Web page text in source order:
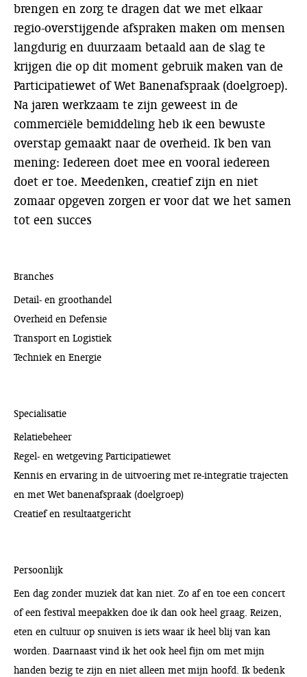
brengen en zorg te dragen dat we met elkaar
regio-overstijgende afspraken maken om mensen
langdurig en duurzaam betaald aan de slag te
krijgen die op dit moment gebruik maken van de
Participatiewet of Wet Banenafspraak (doelgroep).
Na jaren werkzaam te zijn geweest in de
commerciële bemiddeling heb ik een bewuste
overstap gemaakt naar de overheid. Ik ben van
mening: Iedereen doet mee en vooral iedereen
doet er toe. Meedenken, creatief zijn en niet
zomaar opgeven zorgen er voor dat we het samen
tot een succes
Branches
Detail- en groothandel
Overheid en Defensie
Transport en Logistiek
Techniek en Energie
Specialisatie
Relatiebeheer
Regel- en wetgeving Participatiewet
Kennis en ervaring in de uitvoering met re-integratie trajecten
en met Wet banenafspraak (doelgroep)
Creatief en resultaatgericht
Persoonlijk
Een dag zonder muziek dat kan niet. Zo af en toe een concert
of een festival meepakken doe ik dan ook heel graag. Reizen,
eten en cultuur op snuiven is iets waar ik heel blij van kan
worden. Daarnaast vind ik het ook heel fijn om met mijn
handen bezig te zijn en niet alleen met mijn hoofd. Ik bedenk